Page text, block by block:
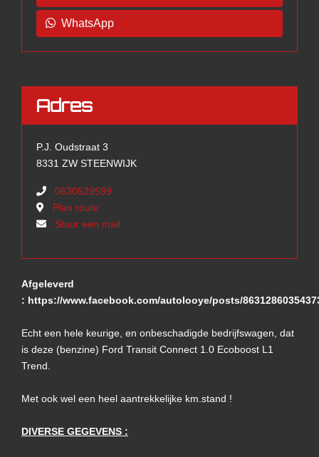
Afgeleverd
: https://www.facebook.com/autolooye/posts/
Echt een hele keurige, en onbeschadigde bedrijfswagen, dat
is deze (benzine) Ford Transit Connect 1.0 Ecoboost L1
Trend.
Met ook wel een heel aantrekkelijke km.stand !
DIVERSE GEGEVENS :
WhatsApp
Adres
P.J. Oudstraat 3
8331 ZW STEENWIJK
0630529599
Plan route
Stuur een mail